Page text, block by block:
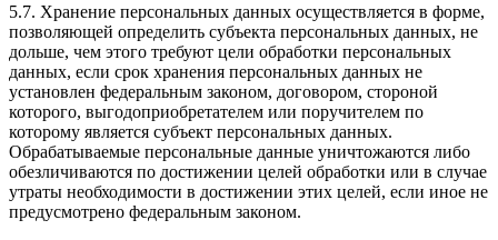
5.7. Хранение персональных данных осуществляется в форме,
позволяющей определить субъекта персональных данных, не
дольше, чем этого требуют цели обработки персональных
данных, если срок хранения персональных данных не
установлен федеральным законом, договором, стороной
которого, выгодоприобретателем или поручителем по
которому является субъект персональных данных.
Обрабатываемые персональные данные уничтожаются либо
обезличиваются по достижении целей обработки или в случае
утраты необходимости в достижении этих целей, если иное не
предусмотрено федеральным законом.